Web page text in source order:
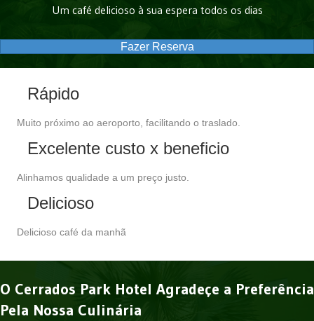
Um café delicioso à sua espera todos os dias
Fazer Reserva
Rápido
Muito próximo ao aeroporto, facilitando o traslado.
Excelente custo x beneficio
Alinhamos qualidade a um preço justo.
Delicioso
Delicioso café da manhã
O Cerrados Park Hotel Agradeçe a Preferência
Pela Nossa Culinária